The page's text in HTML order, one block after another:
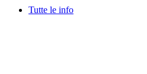
Tutte le info